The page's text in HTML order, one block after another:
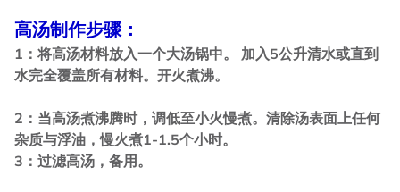
高汤制作步骤：
1：将高汤材料放入一个大汤锅中。 加入5公升清水或直到
水完全覆盖所有材料。开火煮沸。
2：当高汤煮沸腾时，调低至小火慢煮。清除汤表面上任何
杂质与浮油，慢火煮1-1.5个小时。
3：过滤高汤，备用。